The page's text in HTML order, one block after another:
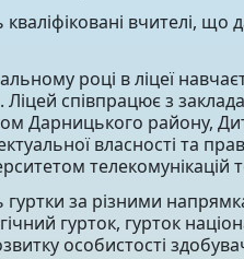
вчителі, що
році в ліцеї
Ліцей співпрацює з
Дарницького району,
власності та
телекомунікацій
за різними
гурток, гурток
особистості